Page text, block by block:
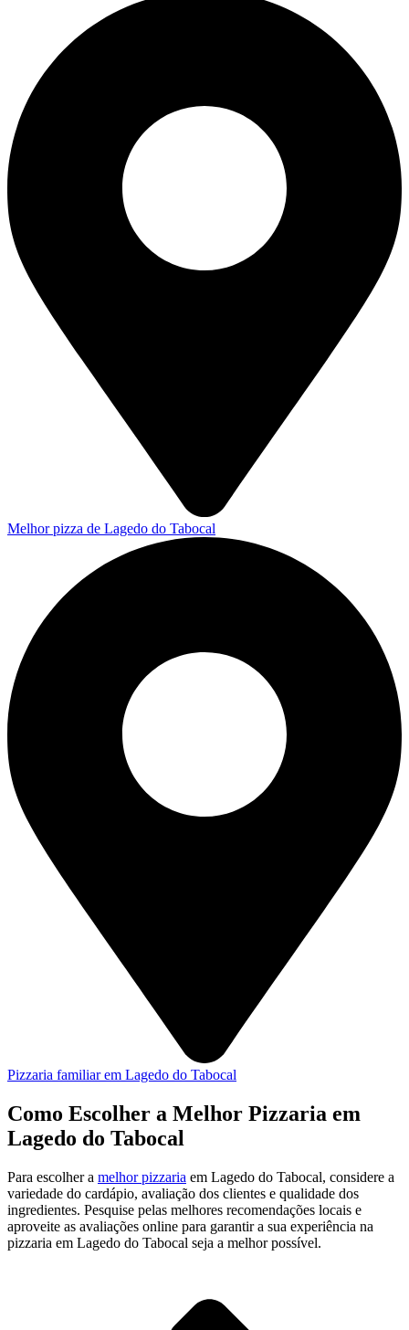
Melhor pizza de Lagedo do Tabocal
Pizzaria familiar em Lagedo do Tabocal
Como Escolher a Melhor Pizzaria em
Lagedo do Tabocal
Para escolher a melhor pizzaria em Lagedo do Tabocal, considere a
variedade do cardápio, avaliação dos clientes e qualidade dos
ingredientes. Pesquise pelas melhores recomendações locais e
aproveite as avaliações online para garantir a sua experiência na
pizzaria em Lagedo do Tabocal seja a melhor possível.